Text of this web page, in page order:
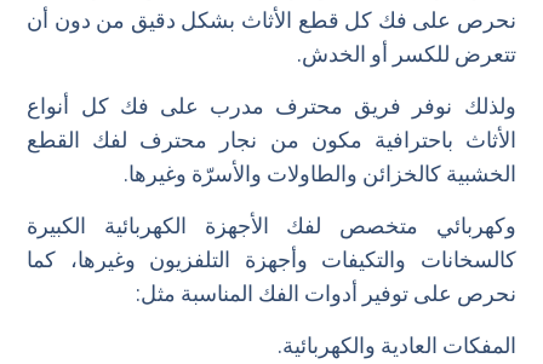
نحرص على فك كل قطع الأثاث بشكل دقيق من دون أن
تتعرض للكسر أو الخدش.
ولذلك نوفر فريق محترف مدرب على فك كل أنواع
الأثاث باحترافية مكون من نجار محترف لفك القطع
الخشبية كالخزائن والطاولات والأسرّة وغيرها.
وكهربائي متخصص لفك الأجهزة الكهربائية الكبيرة
كالسخانات والتكيفات وأجهزة التلفزيون وغيرها، كما
نحرص على توفير أدوات الفك المناسبة مثل:
المفكات العادية والكهربائية.